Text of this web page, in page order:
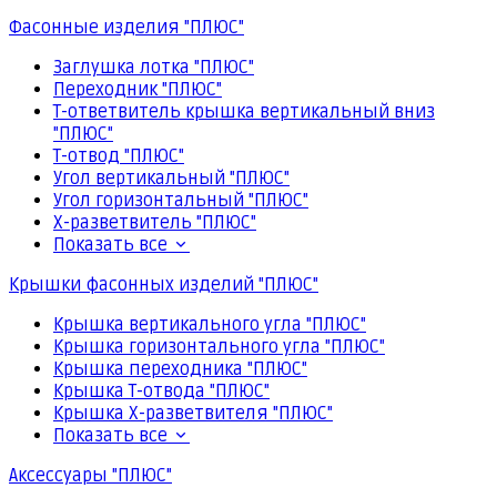
Фасонные изделия "ПЛЮС"
Заглушка лотка "ПЛЮС"
Переходник "ПЛЮС"
Т-ответвитель крышка вертикальный вниз
"ПЛЮС"
Т-отвод "ПЛЮС"
Угол вертикальный "ПЛЮС"
Угол горизонтальный "ПЛЮС"
Х-разветвитель "ПЛЮС"
Показать все
Крышки фасонных изделий "ПЛЮС"
Крышка вертикального угла "ПЛЮС"
Крышка горизонтального угла "ПЛЮС"
Крышка переходника "ПЛЮС"
Крышка Т-отвода "ПЛЮС"
Крышка Х-разветвителя "ПЛЮС"
Показать все
Аксессуары "ПЛЮС"